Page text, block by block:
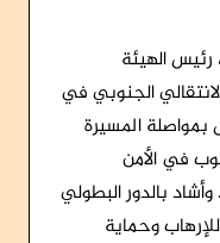
رئيس الهيئة
الجنوبي في
بمواصلة المسيرة
في الأمن
بالدور البطولي
وحماية